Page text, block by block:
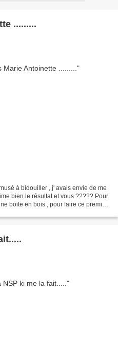
.........
à bidouiller , j' avais envie de me
bien le résultat et vous ????? Pour
boite en bois , pour faire ce premier